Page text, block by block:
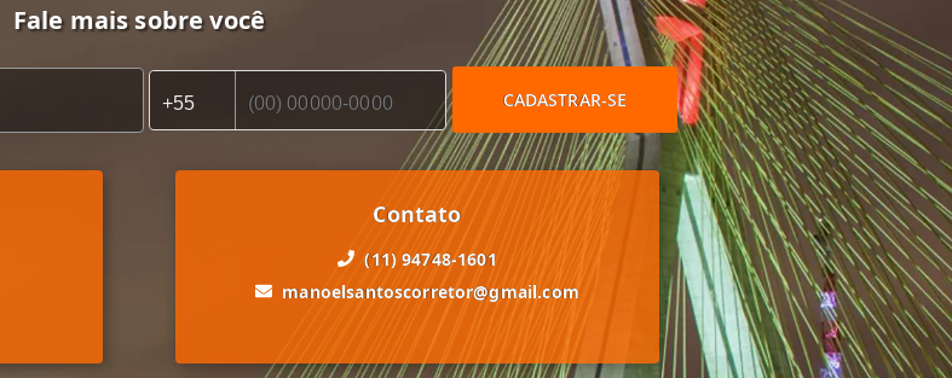
Fale mais sobre você
CADASTRAR-SE
Contato
(11) 94748-1601
manoelsantoscorretor@gmail.com